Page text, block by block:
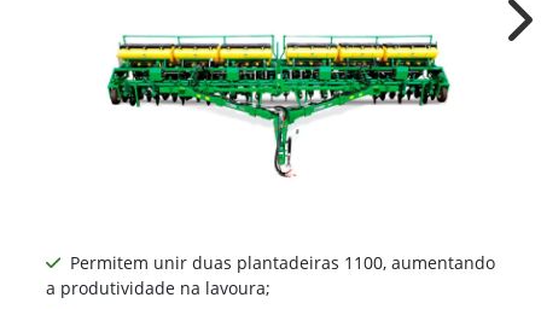
Permitem unir duas plantadeiras 1100, aumentando
a produtividade na lavoura;